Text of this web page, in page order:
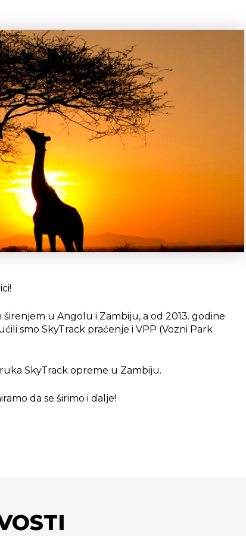
u Angolu i Zambiju, a od 2013. godine
smo SkyTrack praćenje i VPP (Vozni Park
SkyTrack opreme u Zambiju.
da se širimo i dalje!